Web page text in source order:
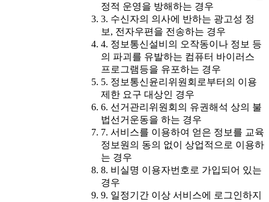
정적 운영을 방해하는 경우
3. 수신자의 의사에 반하는 광고성 정
보, 전자우편을 전송하는 경우
4. 정보통신설비의 오작동이나 정보 등
의 파괴를 유발하는 컴퓨터 바이러스
프로그램등을 유포하는 경우
5. 정보통신윤리위원회로부터의 이용
제한 요구 대상인 경우
6. 선거관리위원회의 유권해석 상의 불
법선거운동을 하는 경우
7. 서비스를 이용하여 얻은 정보를 교육
정보원의 동의 없이 상업적으로 이용하
는 경우
8. 비실명 이용자번호로 가입되어 있는
경우
9. 일정기간 이상 서비스에 로그인하지